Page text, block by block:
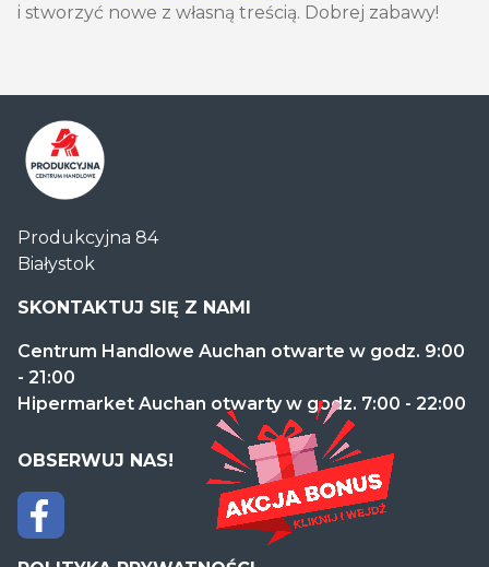
i stworzyć nowe z własną treścią. Dobrej zabawy!
Handlowe
Auchan
Produkcyjna
Produkcyjna 84
Białystok
SKONTAKTUJ SIĘ Z NAMI
Centrum Handlowe Auchan otwarte w godz. 9:00
- 21:00
Hipermarket Auchan otwarty w godz. 7:00 - 22:00
OBSERWUJ NAS!